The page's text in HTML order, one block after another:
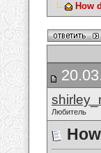
How
Любитель